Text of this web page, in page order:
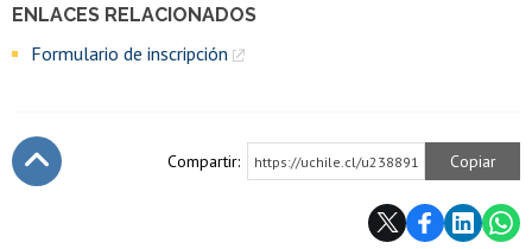
ENLACES RELACIONADOS
Formulario de inscripción
Compartir: https://uchile.cl/u238891 Copiar